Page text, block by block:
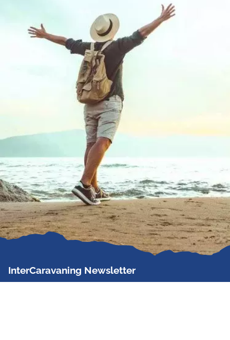
InterCaravaning Newsletter